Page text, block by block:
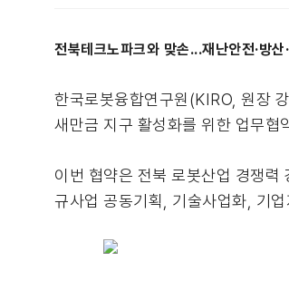
전북테크노파크와 맞손...재난안전·방
한국로봇융합연구원(KIRO, 원장
새만금 지구 활성화를 위한 업무
이번 협약은 전북 로봇산업 경쟁력
규사업 공동기획, 기술사업화, 기